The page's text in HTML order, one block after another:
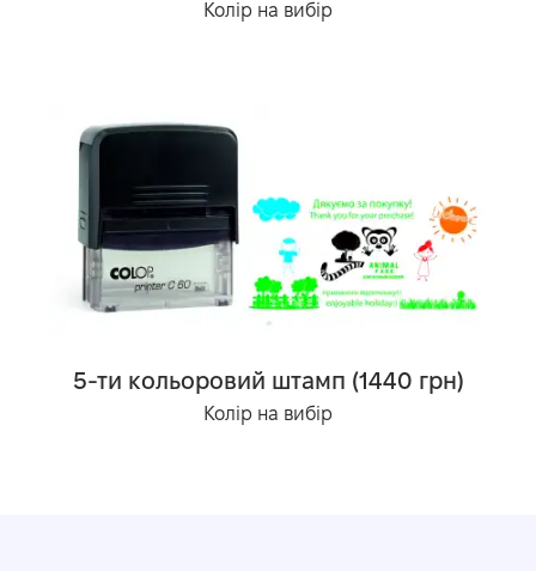
Колір на вибір
5-ти кольоровий штамп (1440 грн)
Колір на вибір